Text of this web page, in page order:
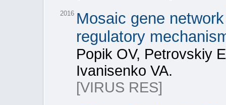
2016 Mosaic gene
regulatory
Popik OV, Petrovskiy
Ivanisenko VA.
[VIRUS RES]